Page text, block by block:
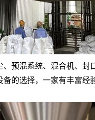
预混系统、混合机、
的选择，一家有丰富